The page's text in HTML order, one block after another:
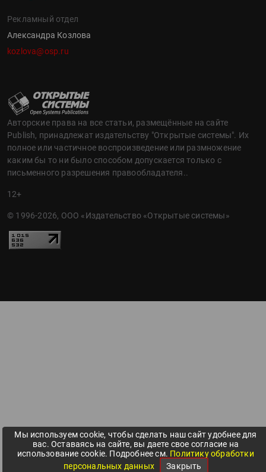
Рекламный отдел
Александра Козлова
kozlova@osp.ru
Авторские права на все статьи, размещённые на сайте
Publish, принадлежат издательству "Открытые системы". Их
полное или частичное воспроизведение или размножение
каким бы то ни было способом допускается только с
письменного разрешения правообладателя..
12+
© 1996-2026, ООО «Издательство «Открытые системы»
Мы используем cookie, чтобы сделать наш сайт удобнее для
вас. Оставаясь на сайте, вы даете свое согласие на
использование cookie. Подробнее см. Политику обработки
персональных данных
Закрыть